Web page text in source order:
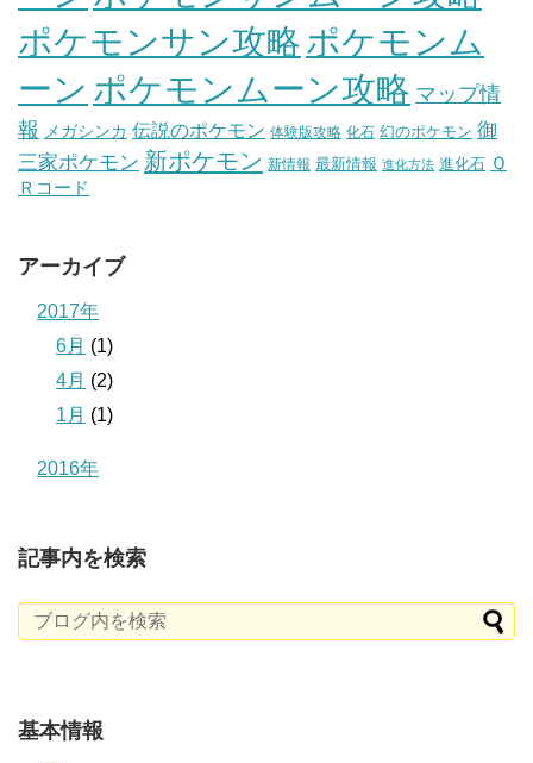
ポケモンサン攻略ポケモンム
ーン ポケモンムーン攻略 マップ情
報 メガシンカ 伝説のポケモン 体験版攻略 化石 幻のポケモン 御
三家ポケモン 新ポケモン 新情報 最新情報 進化方法 進化石 Ｑ
Ｒコード
アーカイブ
2017年
6月 (1)
4月 (2)
1月 (1)
2016年
記事内を検索
基本情報